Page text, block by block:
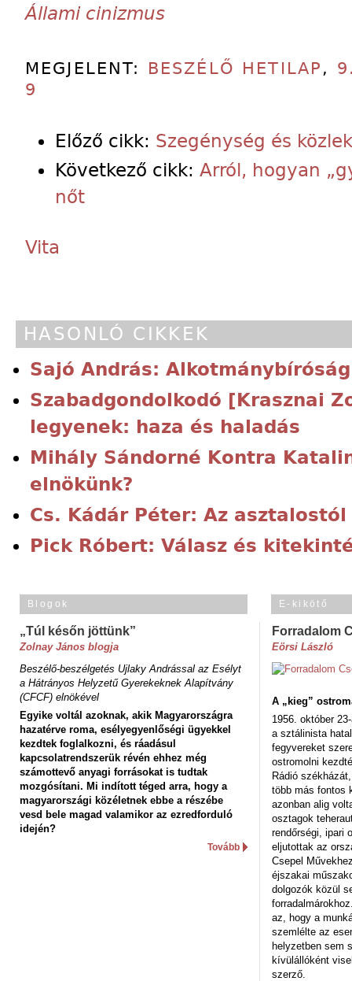
Állami cinizmus
MEGJELENT: BESZÉLŐ HETILAP ,
9
Előző cikk: Szegénység és
Következő cikk: Arról, hogyan
nőt
Vita
HASONLÓ CIKKEK
Sajó András:
Szabadgondolkodó [Krasznai
legyenek: haza és haladás
Mihály Sándorné Kontra
elnökünk?
Cs. Kádár Péter: Az
Pick Róbert: Válasz és
Blogok
„Túl későn jöttünk”
Zolnay János blogja
Beszélő-beszélgetés Ujlaky Andrással az Esélyt
a Hátrányos Helyzetű Gyerekeknek Alapítvány
(CFCF) elnökével
Egyike voltál azoknak, akik Magyarországra
hazatérve roma, esélyegyenlőségi ügyekkel
kezdtek foglalkozni, és ráadásul
kapcsolatrendszerük révén ehhez még
számottevő anyagi forrásokat is tudtak
mozgósítani. Mi indított téged arra, hogy a
magyarországi közéletnek ebbe a részébe
vesd bele magad valamikor az ezredforduló
idején?
Tovább
E-kikötő
Forradalom
Eörsi László
A „kieg”
1956. október
a sztálinista
fegyvereket
ostromolni
Rádió
több más fontos
azonban alig
osztagok
rendőrségi, ipari
eljutottak az
Csepel
éjszakai
dolgozók közül
az, hogy a
szemlélte az
helyzetben sem
kívülállóként
szerző.